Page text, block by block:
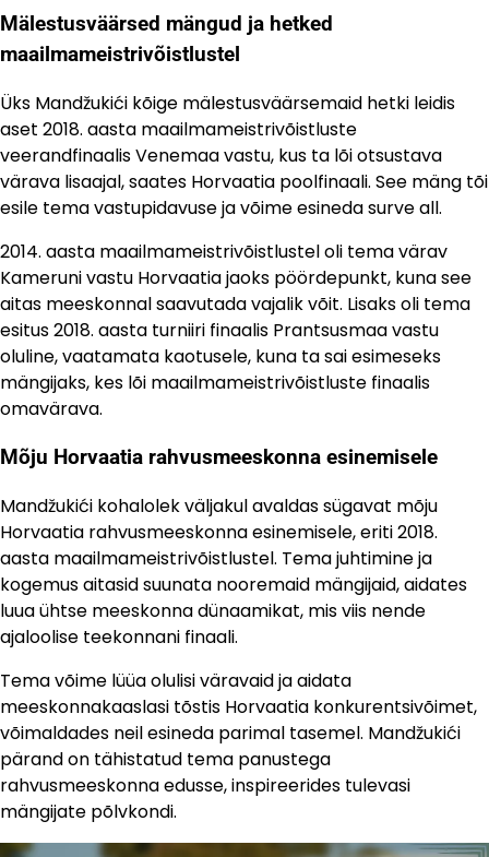
Mälestusväärsed mängud ja hetked
maailmameistrivõistlustel
Üks Mandžukići kõige mälestusväärsemaid hetki leidis
aset 2018. aasta maailmameistrivõistluste
veerandfinaalis Venemaa vastu, kus ta lõi otsustava
värava lisaajal, saates Horvaatia poolfinaali. See mäng tõi
esile tema vastupidavuse ja võime esineda surve all.
2014. aasta maailmameistrivõistlustel oli tema värav
Kameruni vastu Horvaatia jaoks pöördepunkt, kuna see
aitas meeskonnal saavutada vajalik võit. Lisaks oli tema
esitus 2018. aasta turniiri finaalis Prantsusmaa vastu
oluline, vaatamata kaotusele, kuna ta sai esimeseks
mängijaks, kes lõi maailmameistrivõistluste finaalis
omavärava.
Mõju Horvaatia rahvusmeeskonna esinemisele
Mandžukići kohalolek väljakul avaldas sügavat mõju
Horvaatia rahvusmeeskonna esinemisele, eriti 2018.
aasta maailmameistrivõistlustel. Tema juhtimine ja
kogemus aitasid suunata nooremaid mängijaid, aidates
luua ühtse meeskonna dünaamikat, mis viis nende
ajaloolise teekonnani finaali.
Tema võime lüüa olulisi väravaid ja aidata
meeskonnakaaslasi tõstis Horvaatia konkurentsivõimet,
võimaldades neil esineda parimal tasemel. Mandžukići
pärand on tähistatud tema panustega
rahvusmeeskonna edusse, inspireerides tulevasi
mängijate põlvkondi.